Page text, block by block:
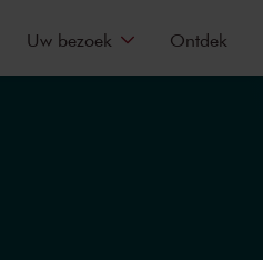
Uw bezoek Ontdek